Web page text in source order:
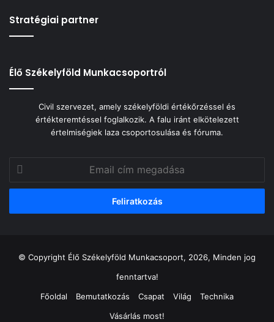
Stratégiai partner
Élő Székelyföld Munkacsoportról
Civil szervezet, amely székelyföldi értékőrzéssel és
értékteremtéssel foglalkozik. A falu iránt elkötelezett
értelmiségiek laza csoportosulása és fóruma.
cím
megadása
© Copyright Élő Székelyföld Munkacsoport, 2026, Minden jog
fenntartva!
Főoldal
Bemutatkozás Csapat Világ
Technika
Vásárlás most!